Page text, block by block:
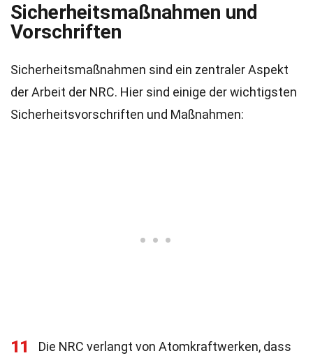
Sicherheitsmaßnahmen und
Vorschriften
Sicherheitsmaßnahmen sind ein zentraler Aspekt
der Arbeit der NRC. Hier sind einige der wichtigsten
Sicherheitsvorschriften und Maßnahmen:
11
Die NRC verlangt von Atomkraftwerken, dass